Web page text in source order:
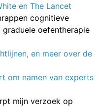
en The Lancet
cognitieve
oefentherapie
en meer over de
om namen van experts
mijn verzoek op